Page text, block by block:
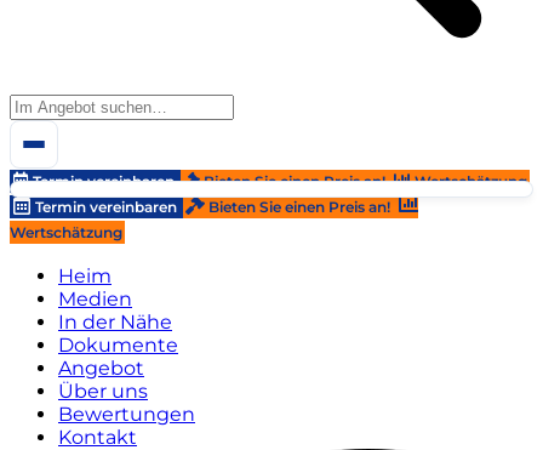
Termin vereinbaren Bieten Sie einen Preis an!
Wertschätzung
Termin vereinbaren
Bieten Sie einen Preis an!
Wertschätzung
Heim
Medien
In der Nähe
Dokumente
Angebot
Über uns
Bewertungen
Kontakt